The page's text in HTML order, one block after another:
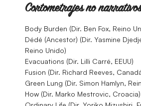
Cortometrajes no narrativos
Body Burden (Dir. Ben Fox, Reino
Dédé (Ancestor) (Dir. Yasmine
Reino Unido)
Evacuations (Dir. Lilli Carré, EEUU)
Fusion (Dir. Richard Reeves,
Green Lung (Dir. Simon Hamlyn,
How (Dir. Marko Mestrovic, Croacia)